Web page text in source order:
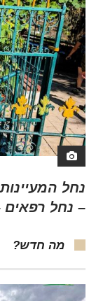
נחל
– נחל רפאים
מה חדש?